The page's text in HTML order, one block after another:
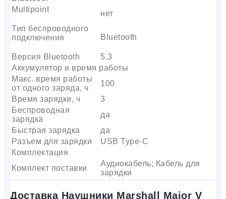
Multipoint
нет
Тип беспроводного
подключения
Bluetooth
Версия Bluetooth
5.3
Аккумулятор и время работы
Макс. время работы
от одного заряда, ч
100
Время зарядки, ч
3
Беспроводная
зарядка
да
Быстрая зарядка
да
Разъем для зарядки
USB Type-C
Комплектация
Комплект поставки
Аудиокабель; Кабель для
зарядки
Доставка Наушники Marshall Major V